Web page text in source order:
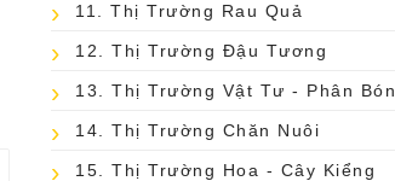
11. Thị Trường Rau Quả
12. Thị Trường Đậu Tương
13. Thị Trường Vật Tư - Phân Bón
14. Thị Trường Chăn Nuôi
15. Thị Trường Hoa - Cây Kiểng